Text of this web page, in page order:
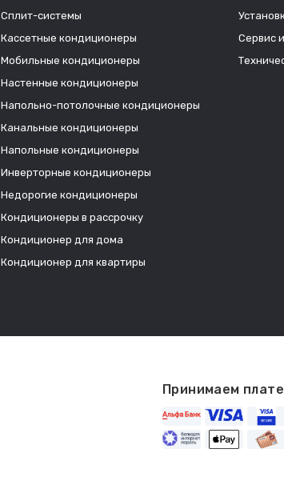
Сплит-системы
Кассетные кондиционеры
Мобильные кондиционеры
Настенные кондиционеры
Напольно-потолочные кондиционеры
Канальные кондиционеры
Напольные кондиционеры
Инверторные кондиционеры
Недорогие кондиционеры
Кондиционеры в рассрочку
Кондиционер для дома
Кондиционер для квартиры
Сервис
Принимаем